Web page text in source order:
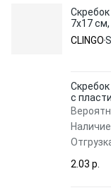
Скребок
7х17
SIBO-
CLINGO
с
Наличие
2.03 p.